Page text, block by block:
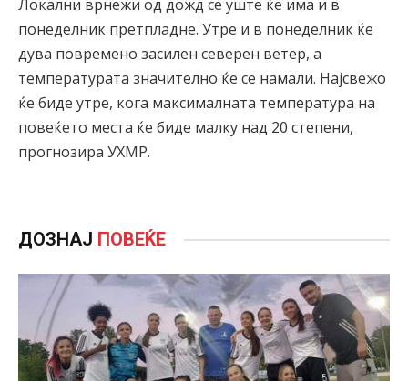
Локални врнежи од дожд се уште ќе има и в
понеделник претпладне. Утре и в понеделник ќе
дува повремено засилен северен ветер, а
температурата значително ќе се намали. Најсвежо
ќе биде утре, кога максималната температура на
повеќето места ќе биде малку над 20 степени,
прогнозира УХМР.
ДОЗНАЈ ПОВЕЌЕ